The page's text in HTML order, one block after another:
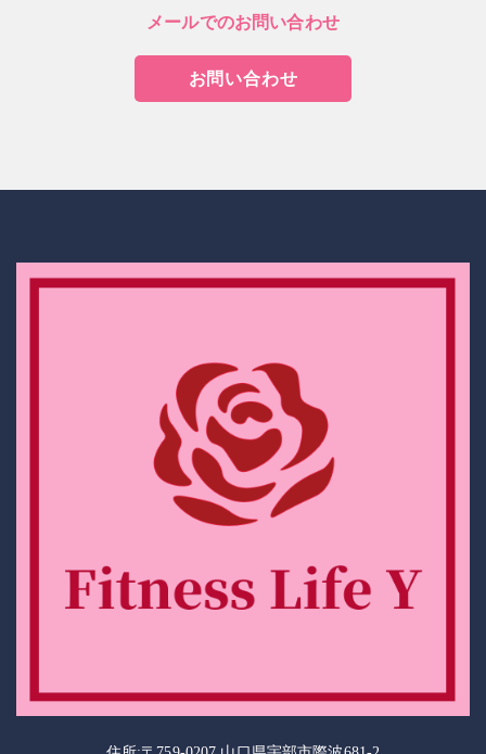
メールでのお問い合わせ
お問い合わせ